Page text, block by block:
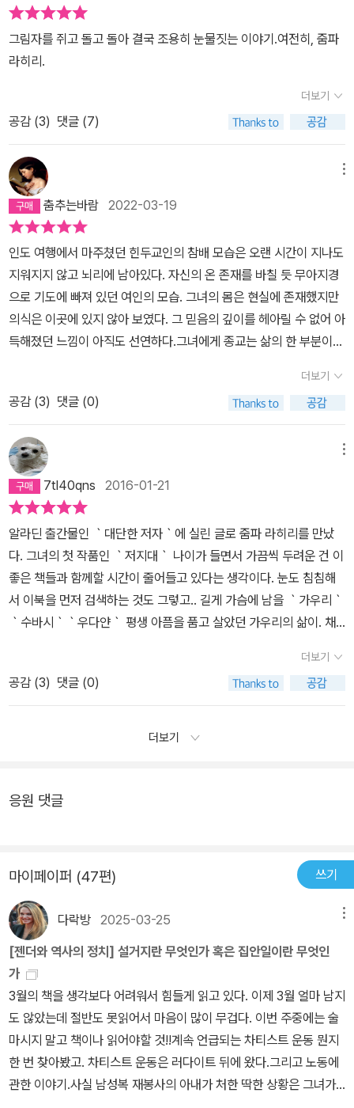
진 상처들을 고스란히 전달받는다. 부모와 우디얀, 수비야 그리고 벨
라에 걸쳐 모든 사람들 각자의 삶, 각자의 인생을 최선을 다해 열심히
살았지만 우디얀의 죽음이 잔잔한 물속에 던진 돌멩이처럼 파장이 되
어 오래도록 대를 이어 넓게 그 불행을 퍼뜨린다. 개인의 비극은 자주
역사의 비극 속에서 만들어진다.
시에게 빚을 지고 살았다,수바시가 동생에게 느끼는 빚진 기분과는
다르게 정확하게 무게를 달수 있는 형태의 빚을 지고 있는 것은 사실
이다,인도를 떠나게 했고 새 삶을 살게 했고 그녀가 원하는 공부를 가
수는 없었다, 어쩔 수
없었다, 뭐라고 해도 비난받을 수밖에 없는 변병이지만 어쩔 수 없었
다, 가우리가 느낀 답답함 죄스러움 그리고 도무지 자기 옷을 입은 것
같지 않은 삶에서의 해방이 절절하게 와 닿았다, 누구나 모성이 있는
게 아니고 누구나 남들처럼 흉내내며 살 수 있는 것도 아니다, 그녀의
선택을 적어도 나는 지지한다, 불쌍한 년보다는 차라리 나쁜 년이 낫
다, 수바시의 삶은 어딘가 스토너를 연상시킨다,미국으로 떠나와 자
리 잡은 그곳을 한번도 벗어나지 않고 삶을 이어온 그의 모습이 미주
리 대학을 떠나지 않고 견뎌온 스토너와 겹쳐진다,자기만의 시간속에
서 삶을 견디는 방식으로 표현하고 저항해온 두 남자는 답답하고 밉
기도 하지만 그래서 더 돌아보게 만든다, (그래도 수바시가 딸에 대해
더 적극적으로 개입하고 있어 다행이다 싶기도 했다적어도 앨리스보
해야한다고 하면서도 집에서는 대접받기만을 원했던 모순적인 그의
가우리를 끌어들인 행동의 결과가 평생 가우리에게 누구에게도 털어
놓을 수 없는 죄책감을 남겼다뭘 그런 걸로... 라고 하기엔 가우리에게
남은 무늬는 너무나 선명하다, 누군가에게 영향을 받고 휘청거리게
되고 내가 원하지 않은 무늬를 그리면서도 사람들은 제각각의 삶을
살아낸다,뭐라고 하든 그것은 나의 삶이고 나의 문제였다,제각각 누
구에게는 상처가 되고 누구에게는 무심함이 되더라도 내가 원하는대
로 살아갈 수 밖에 없음이 슬프지만 단단하다자기만의 공간..책에서
는 가우리만이 자기만의 공간을 원한다고 표현되어있지만 결국 누구
나 자기만의 공간을 가지고 그 속에 웅크린다,벨라의 옷장속도 그런
공간이고 평생 한 연구소를 떠날 수 없는 수바시의 그 대학도 그의 공
간이다, 인도 켈거리가 우디얀의 공간이듯이그들의 어머니는 이층 테
다, 책은 세 사람 그리고 그 주변의 사람들을 이야기하지만공간을 이
서 흐르지 않은 물처럼 때로는 서로 멈춰서 엉기기도 하지만 끝내 말
다 별로야 별로야... 하고 중얼거리면서 마지막장을 덮었고 그리고 그
녀는 좋겠다,이제 하고 싶은 말을 다하지 않았을까? 그런 생각이 문
득 든다,다음 책은 어쩌면 조금 오래 시간이 걸릴지도 모르겠다,
각에서 그려진 가족사에 약한 편이다.여기에 한 가지 더 조건을 붙인
다면 아시아 문화권에 속한 여성의 시각에서 씌여진 가족사에 약한
편이다.그 이유가 무얼까 에 대해 생각해보면 '안식처가 되어야 하는
곳이 그녀를 억압하기도 하고 지배하기도 하는' 그 기묘한 관계에 끌
렸는지도 모르겠다.안식과 지배. 혹은 안식과 억압. 가족이라는 집단
문화권의 여자에게 자주 일어나는 일이라 생각하기에.그리고 이는 내
공통된 관심사이기도 하다. '죄와 벌' 이나 '애증' 등 전혀 다른 두 개의
얼굴이 하나의 몸뚱아리에 꿰매어진 것. 여성적 시선 을 좀 더 좋아하
는 것은 아마 '지나치게 극적인' 것을 싫어하는 스스로의 취향 때문
이 아닐까 싶다.남성작가가 쓴 글에서 그려지는 여성형이 어쩔 수 없
이 '전형적인' 모습을 띄고 있는 것처럼남성작가가 쓴 세계사와 가족
사는 어딘가 모르게 전형적인 모습을 띄고 있다.전형적으로 진부한
것들은 깨야만 한다-고 어떤 식으로든 말하는 것 같다.전부 다- 라고
단정지을 수는 없지만 어쨌든 내가 읽어 본 책에 한해서는 그러했다.
이기에 용서하고 받아들일 수 밖에 없는' 내용은 내가 읽어본 중에서
는 대부분 여성작가의 시선에서 나왔다.그렇기 때문에 남성작가보다
는 여성작가가 쓴 가족사에 약한 편이고 본래의 취향대로 여러 권보
다는 단권을 선호하는 편이다. 이 책을 처음 만났을 때 느낌을 기억한
다.처음 출간되었을 때부터 표지가 흥미를 끌었다. 넓게 펼쳐진 호수
(아니면 저수지? 아무튼 물의 풍경)가 마음에 들었고 아름답거나 평
화롭다고 할 수 없는 색채가 마음에 들었다.물 위에 띄워놓은 몇 사람
의 모습은 지우고 싶었지만 표지가 마음에 들어 사게 된 책 중의 하나
였다. 간결한 문장 또한 마음에 들었다.같은 내용 여러 번 말하기나 A
를 말하기 위해 B,C,D 를 말하는 그런 문장을 싫어하는 나로서는드
물게 취향에 맞는 문장이었다.(내용이 아니라 문장 자체가 마음에 드
는 것은 드문 경우임) 더욱 마음에 든 것은 어느 한 쪽으로 치우치지
설정한 그 거리를 잊지도, 잃지도 않았고덕분에 늘 같은 곳에서 가족
을 바라보는 대대로 내려오는 집안의 흔들의자 같은 느낌이 들었다.
그만큼 작가가 그려놓은 정경에 흡수될 수 있었단 거다. 다만 한 가지
단점이 있다면 길다는 것.가독성이 떨어지거나 한 것은 아닌데 책 자
같은데...뭐 아무튼. 김진규 씨의 '달을 먹다' 라니 마니카의 '쌀의 여
투 등을 좋아하는 분이라면 읽기 전 다시 생각해 볼 것을 권하는 바이
다.
그림자를 쥐고 돌고 돌아 결국 조용히 눈물짓는 이야기.여전히, 줌파
라히리.
더보기
공감 (3) 댓글 (7)
춤추는바람 2022-03-19
인도 여행에서 마주쳤던 힌두교인의 참배 모습은 오랜 시간이 지나도
지워지지 않고 뇌리에 남아있다. 자신의 온 존재를 바칠 듯 무아지경
으로 기도에 빠져 있던 여인의 모습. 그녀의 몸은 현실에 존재했지만
의식은 이곳에 있지 않아 보였다. 그 믿음의 깊이를 헤아릴 수 없어 아
득해졌던 느낌이 아직도 선연하다.그녀에게 종교는 삶의 한 부분이
어 종교와 합치되는 삶. 그로 인해 카스트라는 신분제가 유지되는 곳,
인도. 그곳에서는 절대적인 신앙과 믿음이 삶의 근간을 단단히 부여
잡고 있는 것 같았다. 인도인에게 신이 절대적이듯, 신에 의해 부과된
가족과 계급은 벗어나려야 벗어날 수 없는 무엇이지 않을까.인도 출
신 미국 이민자 가정에서 자란 줌파 라히리에게도 그런 인도인의 관
념이 영향을 미쳤을까. 가족이라는 인연이 한 사람의 삶을 어떻게 이
끌고 가는지, 거기서 벗어나는 일은 얼마나 어려운지, 정체성이란 가
족이라는 근간을 벗어나 형성 불가능한 것인지, 그녀의 소설은 거기
서 맴돌며 질문한다.어쩌면 그녀 또한 인도적 가치관과 문화, 가족이
나 정체성이라는 얽매임에서 벗어나고자 소설 쓰기에 매달렸던 것은
아닐까. 자신의 뿌리 중 선천적으로 부여된 것을 잘라내려는 시도가
그녀의 글쓰기에 담겨 있는 것은 아닐까. “거미는 자신의 실로써 공간
의 자유에 이른다”(466쪽)는 인도 철학 경전 속 말처럼, 자신이 써
내려간 문장을 실 삼아 그녀는 자신만의 집을 짓고 있을지도 모르겠
작해본다.줌파 라히리의 장편 소설 <저지대>는 3대에 걸친 삶과 소
동생 우다얀과 한 몸처럼 성장했다. 하지만 성인이 되어 정치적 입장
정치 운동에 가담한다. 그러던 중 가우리를 만나 부모의 반대를 무릅
다.우다얀의 사망 소식에 인도로 돌아온 수바시, 우다얀의 아이를 품
고 있는 가우리에게 책임을 느낀다. 부모님의 냉대와 인도의 정치 상
황으로부터 그녀와 아이를 보호하기 위해 그는 동생의 아내와 결혼을
결심하고 그녀를 미국으로 데려온다.가우리는 자신과 아이를 위해 수
바시의 제안을 수락하지만 그와 결혼을 하고도 그를 남편으로 받아들
일 수 없다는 사실을 깨닫는다. 또한 벨라를 낳은 후 철학 공부를 병행
하면서 아이의 엄마로 자신의 존재를 견디는 것도 불가능하다고 느낀
다. 수바시가 벨라와 함께 인도를 방문하는 사이 결국 그녀는 집을 떠
난다.가우리가 떠난 이후 벨라의 곁에서 아빠로서의 책임을 다하는
더보기
공감 (3) 댓글 (0)
7tl40qns 2016-01-21
알라딘 출간물인 ｀대단한 저자｀에 실린 글로 줌파 라히리를 만났
다. 그녀의 첫 작품인 ｀저지대｀ 나이가 들면서 가끔씩 두려운 건 이
좋은 책들과 함께할 시간이 줄어들고 있다는 생각이다. 눈도 침침해
서 이북을 먼저 검색하는 것도 그렇고.. 길게 가슴에 남을 ｀가우리｀
｀수바시｀｀우다얀｀ 평생 아픔을 품고 살았던 가우리의 삶이. 채
며 자멸의 길로 걸어간 우다얀의 처절함이.. 이제 저지대에서 나와 축
복받은 집으로 눈을 돌려야지. 추운 겨울 행복한 가슴시림을 견디며..
1/21..
더보기
공감 (3) 댓글 (0)
더보기
응원 댓글
마이페이퍼 (47편) 쓰기
다락방 2025-03-25
[젠더와 역사의 정치] 설거지란 무엇인가 혹은 집안일이란 무엇인
가
3월의 책을 생각보다 어려워서 힘들게 읽고 있다. 이제 3월 얼마 남지
도 않았는데 절반도 못읽어서 마음이 많이 무겁다. 이번 주중에는 술
마시지 말고 책이나 읽어야할 것!!계속 언급되는 차티스트 운동 뭔지
한 번 찾아봤고. 차티스트 운동은 러다이트 뒤에 왔다.그리고 노동에
관한 이야기.사실 남성복 재봉사의 아내가 처한 딱한 상황은 그녀가